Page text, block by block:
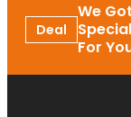
Deal
We
For